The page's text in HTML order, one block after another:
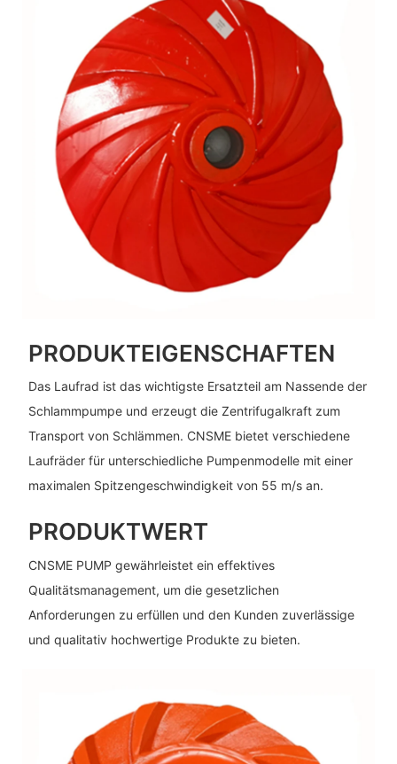
PRODUKTEIGENSCHAFTEN
Das Laufrad ist das wichtigste Ersatzteil am Nassende der
Schlammpumpe und erzeugt die Zentrifugalkraft zum
Transport von Schlämmen. CNSME bietet verschiedene
Laufräder für unterschiedliche Pumpenmodelle mit einer
maximalen Spitzengeschwindigkeit von 55 m/s an.
PRODUKTWERT
CNSME PUMP gewährleistet ein effektives
Qualitätsmanagement, um die gesetzlichen
Anforderungen zu erfüllen und den Kunden zuverlässige
und qualitativ hochwertige Produkte zu bieten.